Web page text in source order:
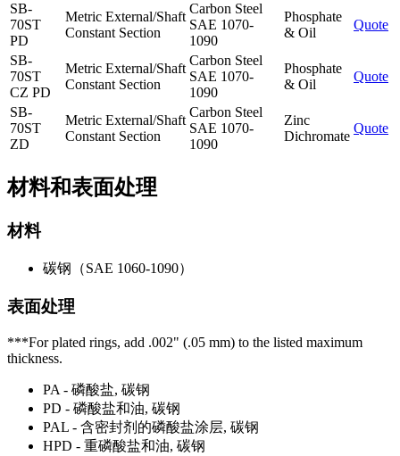
SB-
70ST
PD
Metric External/Shaft
Constant Section
Carbon Steel
SAE 1070-
1090
Phosphate
& Oil
Quote
SB-
70ST
CZ PD
Metric External/Shaft
Constant Section
Carbon Steel
SAE 1070-
1090
Phosphate
& Oil
Quote
SB-
70ST
ZD
Metric External/Shaft
Constant Section
Carbon Steel
SAE 1070-
1090
Zinc
Dichromate
Quote
材料和表面处理
材料
碳钢（SAE 1060-1090）
表面处理
***For plated rings, add .002" (.05 mm) to the listed maximum
thickness.
PA - 磷酸盐, 碳钢
PD - 磷酸盐和油, 碳钢
PAL - 含密封剂的磷酸盐涂层, 碳钢
HPD - 重磷酸盐和油, 碳钢